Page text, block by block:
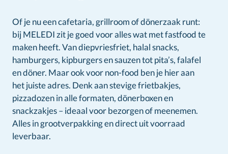
Of je nu een cafetaria, grillroom of dönerzaak runt:
bij MELEDI zit je goed voor alles wat met fastfood te
maken heeft. Van diepvriesfriet, halal snacks,
hamburgers, kipburgers en sauzen tot pita’s, falafel
en döner. Maar ook voor non-food ben je hier aan
het juiste adres. Denk aan stevige frietbakjes,
pizzadozen in alle formaten, dönerboxen en
snackzakjes – ideaal voor bezorgen of meenemen.
Alles in grootverpakking en direct uit voorraad
leverbaar.